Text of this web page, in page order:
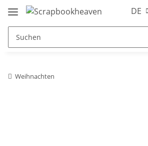
DE
Weihnachten